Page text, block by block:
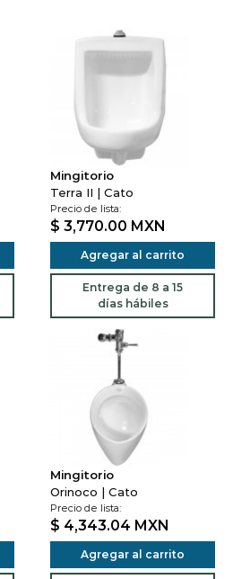
Mingitorio
Terra II | Cato
Precio de lista:
$ 3,770.00 MXN
Agregar al carrito
Entrega de 8 a 15
días hábiles
Mingitorio
Orinoco | Cato
Precio de lista:
$ 4,343.04 MXN
Agregar al carrito